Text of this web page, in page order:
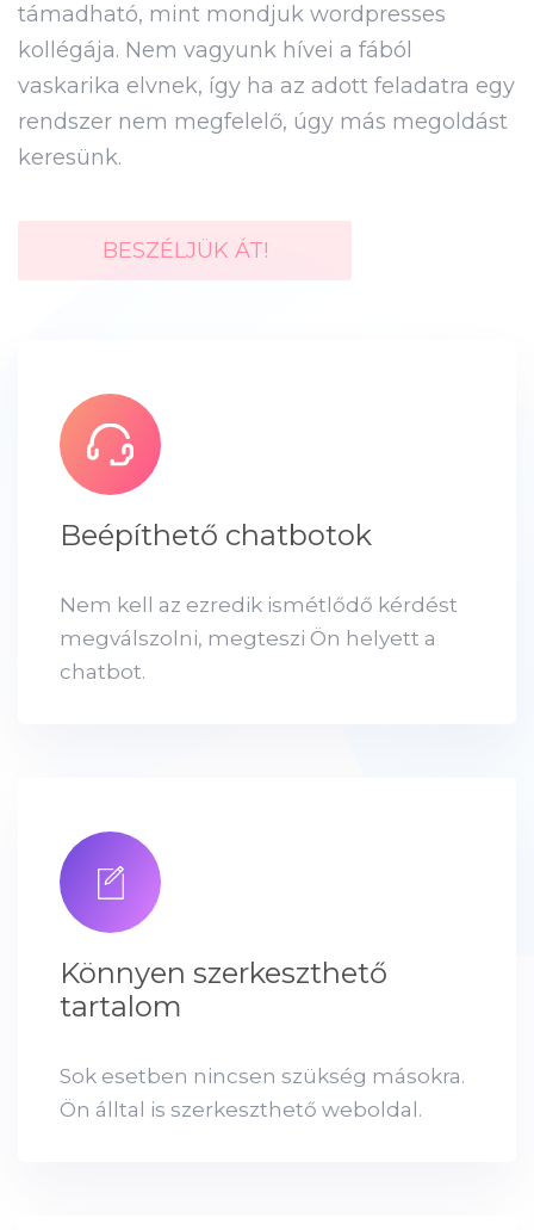
támadható, mint mondjuk wordpresses
kollégája. Nem vagyunk hívei a fából
vaskarika elvnek, így ha az adott feladatra egy
rendszer nem megfelelő, úgy más megoldást
keresünk.
BESZÉLJÜK ÁT!
Beépíthető chatbotok
Nem kell az ezredik ismétlődő kérdést
megválszolni, megteszi Ön helyett a
chatbot.
Könnyen szerkeszthető
tartalom
Sok esetben nincsen szükség másokra.
Ön álltal is szerkeszthető weboldal.